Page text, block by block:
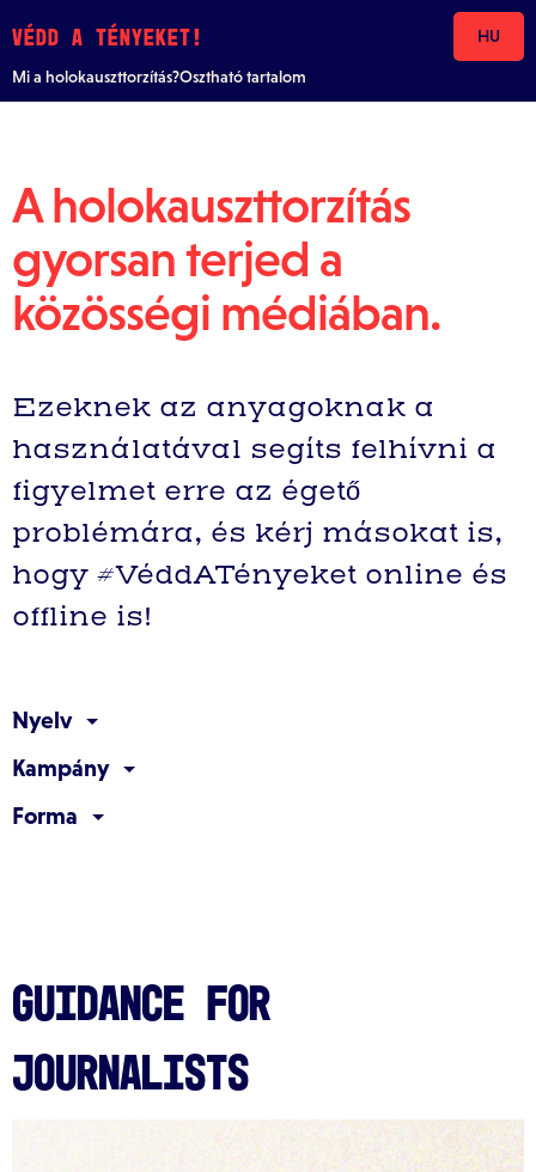
VÉDD A TÉNYEKET!
Mi a holokauszttorzítás?Osztható tartalom
HU
A holokauszttorzítás
gyorsan terjed a
közösségi médiában.
Ezeknek az anyagoknak a
használatával segíts felhívni a
figyelmet erre az égető
problémára, és kérj másokat is,
hogy #VéddATényeket online és
offline is!
Nyelv
Kampány
Forma
Guidance for
Journalists